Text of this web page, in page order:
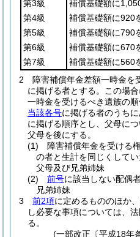
第3級
補償基礎額に
第4級
補償基礎額に920
第5級
補償基礎額に790
第6級
補償基礎額に670
第7級
補償基礎額に560
2
障害補償年金差額一時金を
に掲げる者とする。
この場
一時金を受けるべき遺族の順
当該各号に掲げる者のうち
に掲げる順序とし、父母に
父母を後にする。
(1)
障害補償年金を受ける
の者と生計を同じくして
父母及び兄弟姉妹
(2)
前号に該当しない配偶
兄弟姉妹
3
前2項に定めるもののほか
し必要な事項については、
る。
(一部改正〔平成18年